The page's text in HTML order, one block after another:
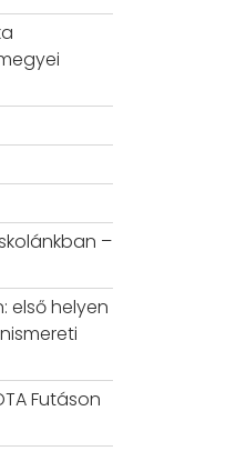
–
első helyen
Futáson